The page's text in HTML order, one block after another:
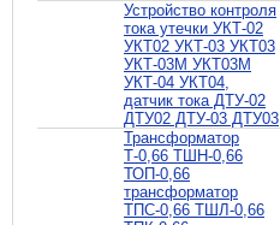
Устройство контроля
тока утечки УКТ-02
УКТ02 УКТ-03 УКТ03
УКТ-03М УКТ03М
УКТ-04 УКТ04,
датчик тока ДТУ-02
ДТУ02 ДТУ-03 ДТУ03
Трансформатор
Т-0,66 ТШН-0,66
ТОП-0,66
трансформатор
ТПС-0,66 ТШЛ-0,66